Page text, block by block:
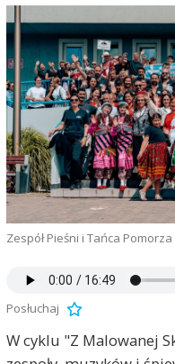
Zespół Pieśni i Tańca
Posłuchaj
W cyklu "Z Malowanej